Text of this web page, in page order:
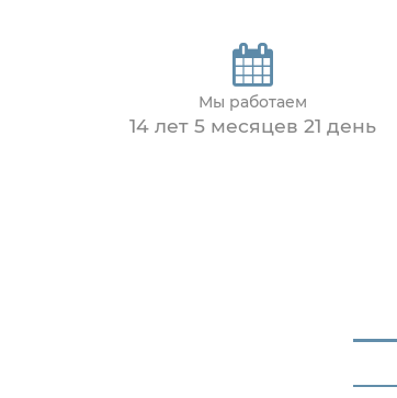
Мы работаем
14 лет 5 месяцев 21 день